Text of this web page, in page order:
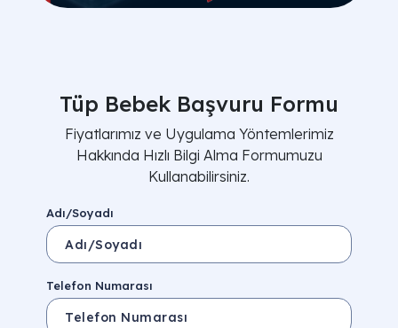
Tüp Bebek Başvuru Formu
Fiyatlarımız ve Uygulama Yöntemlerimiz
Hakkında Hızlı Bilgi Alma Formumuzu
Kullanabilirsiniz.
Adı/Soyadı
Telefon Numarası